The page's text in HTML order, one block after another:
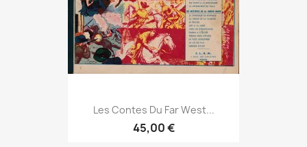
Les Contes Du Far West...
45,00 €